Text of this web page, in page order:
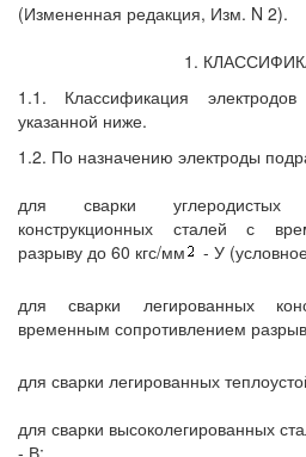
(Измененная редакция, Изм. N 2).
1.
1.1. Классификация электродов
указанной ниже.
1.2. По назначению электроды
для сварки углеродистых
конструкционных сталей с
разрыву до 60 кгс/мм
- У
для сварки легированных
временным сопротивлением
для сварки легированных
для сварки высоколегированных
- В;